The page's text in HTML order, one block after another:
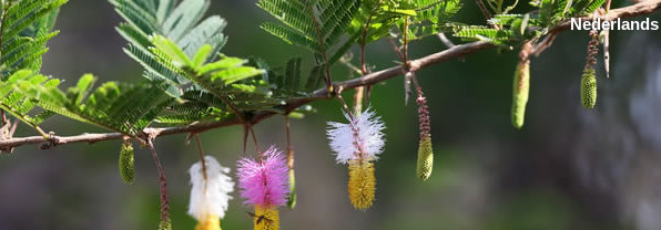
Nederlands